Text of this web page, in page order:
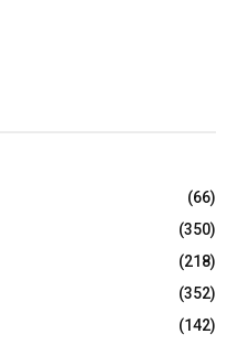
(66)
(350)
(218)
(352)
(142)